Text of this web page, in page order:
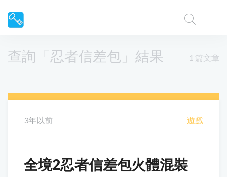
查詢「忍者信差包」結果 1 篇文章
3年以前 遊戲
全境2忍者信差包火體混裝